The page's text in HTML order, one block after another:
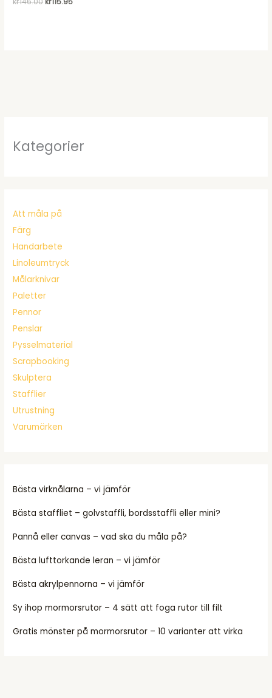
Kategorier
Att måla på
Färg
Handarbete
Linoleumtryck
Målarknivar
Paletter
Pennor
Penslar
Pysselmaterial
Scrapbooking
Skulptera
Stafflier
Utrustning
Varumärken
Bästa virknålarna – vi jämför
Bästa staffliet – golvstaffli, bordsstaffli eller mini?
Pannå eller canvas – vad ska du måla på?
Bästa lufttorkande leran – vi jämför
Bästa akrylpennorna – vi jämför
Sy ihop mormorsrutor – 4 sätt att foga rutor till filt
Gratis mönster på mormorsrutor – 10 varianter att virka